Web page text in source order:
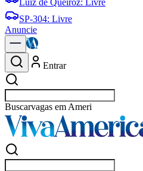
Luiz de Queiroz: Livre
SP-304: Livre
Anuncie
Entrar
Buscarempresas em Americana